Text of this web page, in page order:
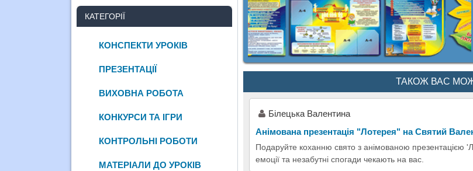
ТАКОЖ ВАС
Білецька Валентина
Анімована презентація "Лотерея" на Святий
Подаруйте коханню свято з анімованою презентацією
емоції та незабутні спогади чекають на вас.
КАТЕГОРІЇ
КОНСПЕКТИ УРОКІВ
ПРЕЗЕНТАЦІЇ
ВИХОВНА РОБОТА
КОНКУРСИ ТА ІГРИ
КОНТРОЛЬНІ РОБОТИ
МАТЕРІАЛИ ДО УРОКІВ